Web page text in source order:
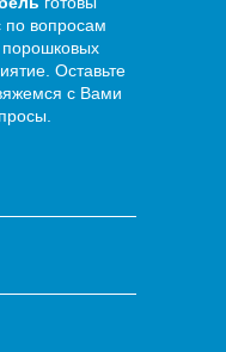
по вопросам
Оставьте
с Вами